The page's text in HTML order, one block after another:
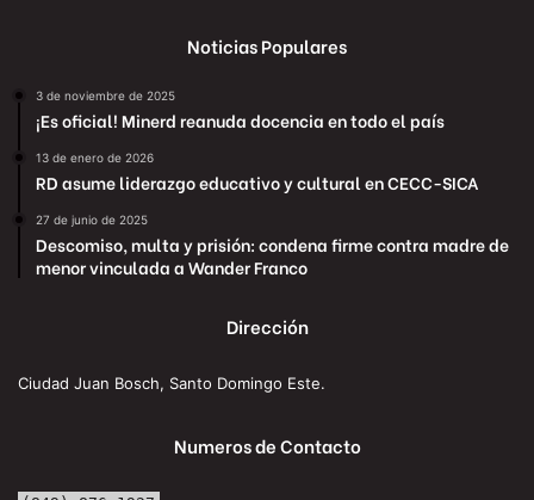
Noticias Populares
3 de noviembre de 2025
¡Es oficial! Minerd reanuda docencia en todo el país
13 de enero de 2026
RD asume liderazgo educativo y cultural en CECC-SICA
27 de junio de 2025
Descomiso, multa y prisión: condena firme contra madre de
menor vinculada a Wander Franco
Dirección
Ciudad Juan Bosch, Santo Domingo Este.
Numeros de Contacto